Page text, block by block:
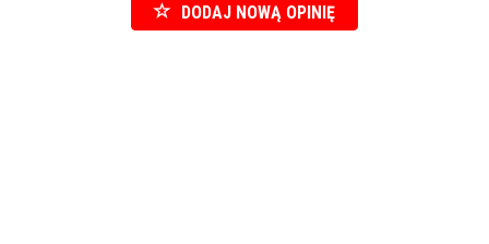
DODAJ NOWĄ OPINIĘ